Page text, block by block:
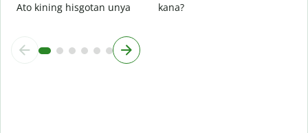
Ato kining hisgotan unya
kana?